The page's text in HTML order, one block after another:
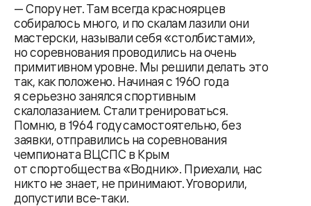
— Спору нет. Там всегда красноярцев
собиралось много, и по скалам лазили они
мастерски, называли себя «столбистами»,
но соревнования проводились на очень
примитивном уровне. Мы решили делать это
так, как положено. Начиная с 1960 года
я серьезно занялся спортивным
скалолазанием. Стали тренироваться.
Помню, в 1964 году самостоятельно, без
заявки, отправились на соревнования
чемпионата ВЦСПС в Крым
от спортобщества «Водник». Приехали, нас
никто не знает, не принимают. Уговорили,
допустили все-таки.